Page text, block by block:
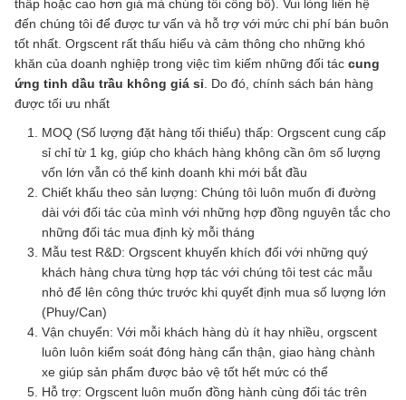
thấp hoặc cao hơn giá mà chúng tôi công bố). Vui lòng liên hệ
đến chúng tôi để được tư vấn và hỗ trợ với mức chi phí bán buôn
tốt nhất. Orgscent rất thấu hiểu và cảm thông cho những khó
khăn của doanh nghiệp trong việc tìm kiếm những đối tác cung
ứng tinh dầu trầu không giá sỉ . Do đó, chính sách bán hàng
được tối ưu nhất
MOQ (Số lượng đặt hàng tối thiểu) thấp: Orgscent cung cấp
sỉ chỉ từ 1 kg, giúp cho khách hàng không cần ôm số lượng
vốn lớn vẫn có thể kinh doanh khi mới bắt đầu
Chiết khấu theo sản lượng: Chúng tôi luôn muốn đi đường
dài với đối tác của mình với những hợp đồng nguyên tắc cho
những đối tác mua định kỳ mỗi tháng
Mẫu test R&D: Orgscent khuyến khích đối với những quý
khách hàng chưa từng hợp tác với chúng tôi test các mẫu
nhỏ để lên công thức trước khi quyết định mua số lượng lớn
(Phuy/Can)
Vận chuyển: Với mỗi khách hàng dù ít hay nhiều, orgscent
luôn luôn kiểm soát đóng hàng cẩn thận, giao hàng chành
xe giúp sản phẩm được bảo vệ tốt hết mức có thể
Hỗ trợ: Orgscent luôn muốn đồng hành cùng đối tác trên